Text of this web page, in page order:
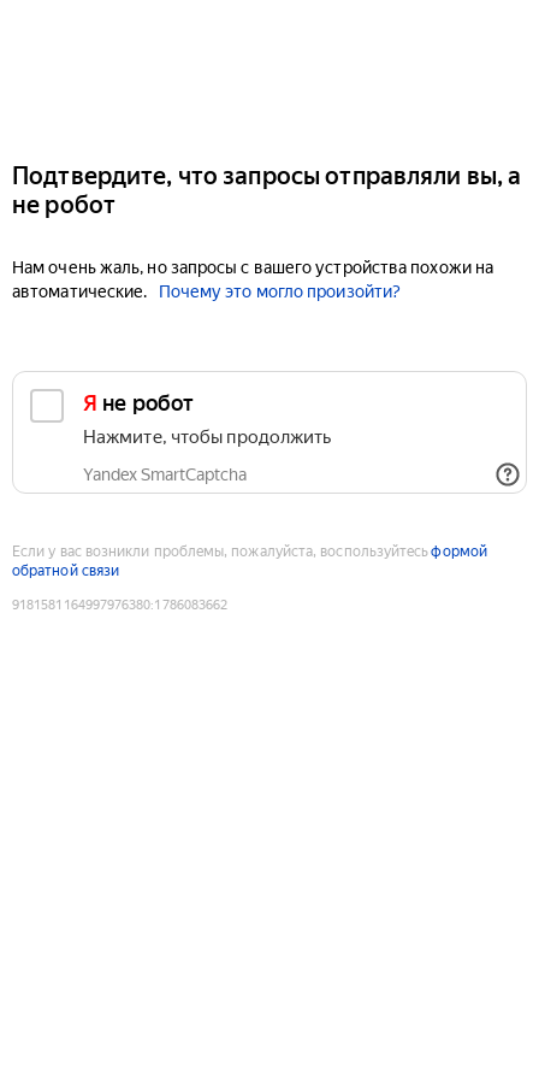
Подтвердите, что запросы отправляли вы, а
не робот
Нам очень жаль, но запросы с вашего устройства похожи на
автоматические.
Почему это могло произойти?
Я не робот
Нажмите, чтобы продолжить
Yandex SmartCaptcha
Если у вас возникли проблемы, пожалуйста, воспользуйтесьформой
обратной связи
9181581164997976380:1786083662